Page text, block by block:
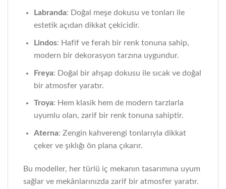
Labranda: Doğal meşe dokusu ve tonları ile
estetik açıdan dikkat çekicidir.
Lindos: Hafif ve ferah bir renk tonuna sahip,
modern bir dekorasyon tarzına uygundur.
Freya: Doğal bir ahşap dokusu ile sıcak ve doğal
bir atmosfer yaratır.
Troya: Hem klasik hem de modern tarzlarla
uyumlu olan, zarif bir renk tonuna sahiptir.
Aterna: Zengin kahverengi tonlarıyla dikkat
çeker ve şıklığı ön plana çıkarır.
Bu modeller, her türlü iç mekanın tasarımına uyum
sağlar ve mekânlarınızda zarif bir atmosfer yaratır.